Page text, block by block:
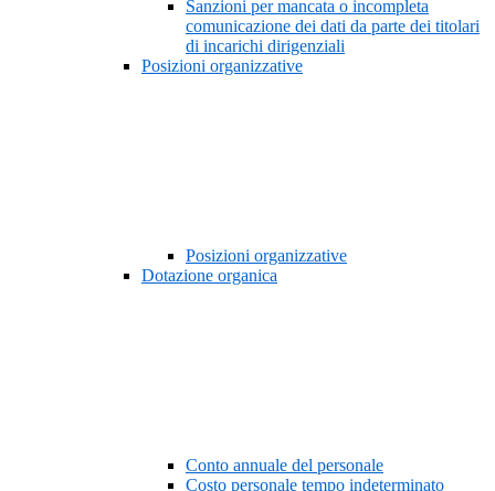
Sanzioni per mancata o incompleta
comunicazione dei dati da parte dei titolari
di incarichi dirigenziali
Posizioni organizzative
Posizioni organizzative
Dotazione organica
Conto annuale del personale
Costo personale tempo indeterminato